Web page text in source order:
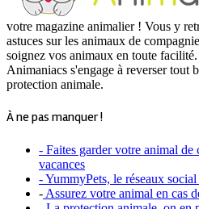
votre magazine animalier ! Vous y
astuces sur les animaux de
soignez vos animaux en toute facilité.
Animaniacs s'engage à reverser tout
protection animale.
À ne pas manquer !
- Faites garder votre animal de
vacances
- YummyPets, le réseaux
- Assurez votre animal en cas